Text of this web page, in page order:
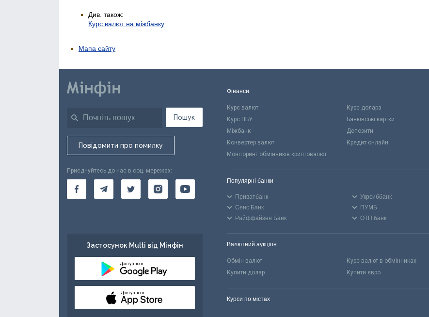
Див. також:
Курс валют на міжбанку
Мапа сайту
Пошук
Повідомити про помилку
Приєднуйтесь до нас в соц. мережах:
Застосунок Multi від Мінфін
Доступно в
Доступно в
Фінанси
Курс валют Курс долара
Курс НБУ
Банківські картки
Міжбанк
Депозити
Конвертер валют
Кредит онлайн
Моніторинг обмінників криптовалют
Популярні банки
Приватбанк Укрсиббанк
Сенс Банк
ПУМБ
Райффайзен Банк
ОТП банк
Валютний аукціон
Обмін валют Курс валют в обмінниках
Купити долар
Купити євро
Курси по містах